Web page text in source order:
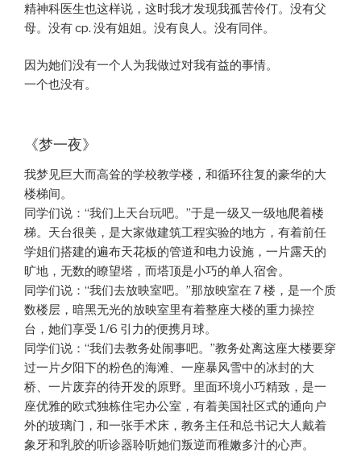
精神科医生也这样说，这时我才发现我孤苦伶仃。没有父
母。没有 cp. 没有姐姐。没有良人。没有同伴。
因为她们没有一个人为我做过对我有益的事情。
一个也没有。
《梦一夜》
我梦见巨大而高耸的学校教学楼，和循环往复的豪华的大
楼梯间。
同学们说：“我们上天台玩吧。”于是一级又一级地爬着楼
梯。天台很美，是大家做建筑工程实验的地方，有着前任
学姐们搭建的遍布天花板的管道和电力设施，一片露天的
旷地，无数的瞭望塔，而塔顶是小巧的单人宿舍。
同学们说：“我们去放映室吧。”那放映室在 7 楼，是一个质
数楼层，暗黑无光的放映室里有着整座大楼的重力操控
台，她们享受 1/6 引力的便携月球。
同学们说：“我们去教务处闹事吧。”教务处离这座大楼要穿
过一片夕阳下的粉色的海滩、一座暴风雪中的冰封的大
桥、一片废弃的待开发的原野。里面环境小巧精致，是一
座优雅的欧式独栋住宅办公室，有着美国社区式的通向户
外的玻璃门，和一张手术床，教务主任和总书记大人戴着
象牙和乳胶的听诊器聆听她们叛逆而稚嫩多汁的心声。